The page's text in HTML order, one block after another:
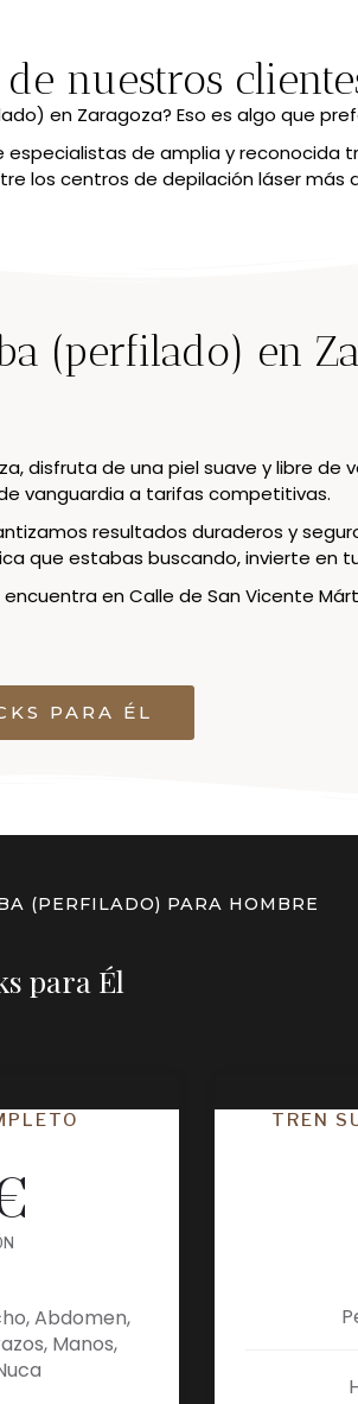
nuestros
en Zaragoza? Eso es algo que
de amplia y
los centros de depilación láser más
(perfilado) en
disfruta de una piel suave y libre de
vanguardia a tarifas competitivas.
resultados duraderos y
que estabas buscando, invierte en
en Calle de San Vicente
PARA ÉL
(PERFILADO) PARA HOMBRE
para Él
Abdomen,
Manos,
TREN